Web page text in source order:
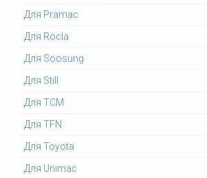
Для Pramac
Для Rocla
Для Soosung
Для Still
Для TCM
Для TFN
Для Toyota
Для Unimac